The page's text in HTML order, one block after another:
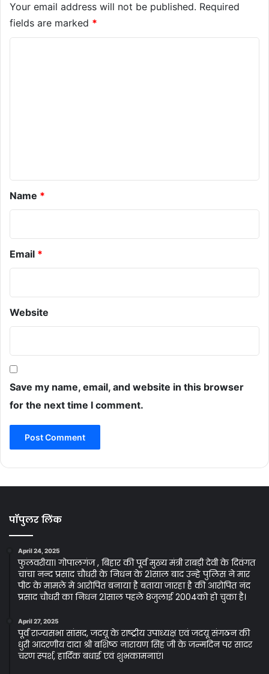
Your email address will not be published. Required
fields are marked *
Name *
Email *
Website
Save my name, email, and website in this browser
for the next time I comment.
पॉपुलर लिंक
April 24, 2025
फुलवरीया। गोपालगंज , बिहार की पूर्व मुख्य मंत्री राबड़ी देवी के दिवंगत
चाचा नन्द प्रसाद चौधरी के निधन के 21साल बाद उन्हे पुलिस ने मार
पीट के मामले मे आरोपित बनाया है बताया जारहा है की आरोपित नंद
प्रसाद चौधरी का निधन 21साल पहले 8जुलाई 2004को हो चुका है।
April 27, 2025
पूर्व राज्यसभा सांसद, जदयू के राष्ट्रीय उपाध्यक्ष एवं जदयू संगठन की
धुरी आदरणीय दादा श्री बशिष्ठ नारायण सिंह जी के जन्मदिन पर सादर
चरण स्पर्श, हार्दिक बधाई एवं शुभकामनाएं।